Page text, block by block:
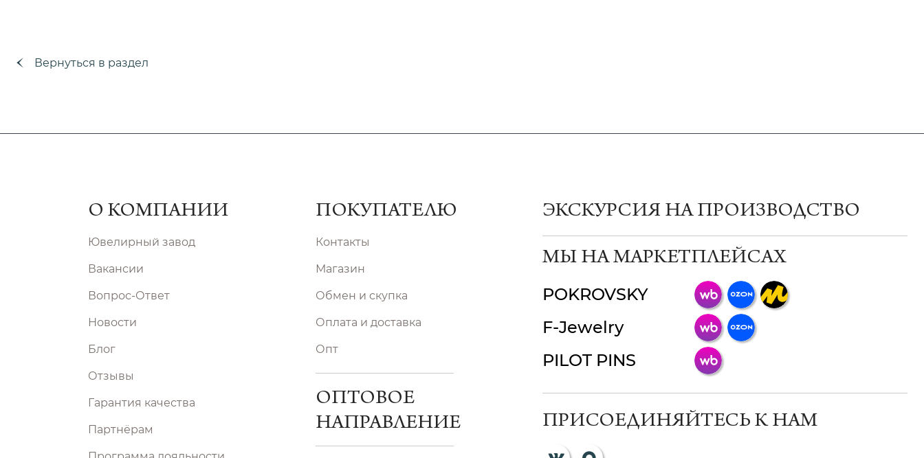
Вернуться в раздел
О КОМПАНИИ
Ювелирный завод
Вакансии
Вопрос-Ответ
Новости
Блог
Отзывы
Гарантия качества
Партнёрам
ПОКУПАТЕЛЮ
Контакты
Магазин
Обмен и скупка
Оплата и доставка
Опт
ОПТОВОЕ
НАПРАВЛЕНИЕ
ЭКСКУРСИЯ НА ПРОИЗВОДСТВО
МЫ НА МАРКЕТПЛЕЙСАХ
POKROVSKY
F-Jewelry
PILOT PINS
ПРИСОЕДИНЯЙТЕСЬ К НАМ
ChatApp
мессенджер!